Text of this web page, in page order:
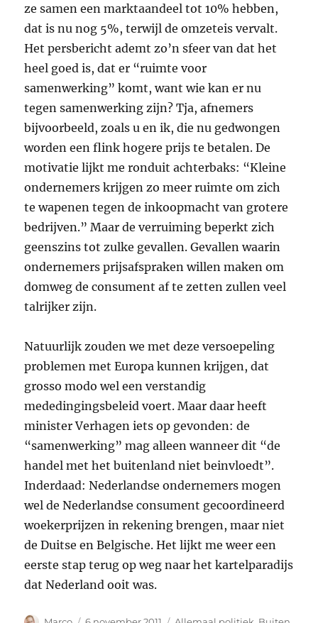
ze samen een marktaandeel tot 10% hebben,
dat is nu nog 5%, terwijl de omzeteis vervalt.
Het persbericht ademt zo’n sfeer van dat het
heel goed is, dat er “ruimte voor
samenwerking” komt, want wie kan er nu
tegen samenwerking zijn? Tja, afnemers
bijvoorbeeld, zoals u en ik, die nu gedwongen
worden een flink hogere prijs te betalen. De
motivatie lijkt me ronduit achterbaks: “Kleine
ondernemers krijgen zo meer ruimte om zich
te wapenen tegen de inkoopmacht van grotere
bedrijven.” Maar de verruiming beperkt zich
geenszins tot zulke gevallen. Gevallen waarin
ondernemers prijsafspraken willen maken om
domweg de consument af te zetten zullen veel
talrijker zijn.
Natuurlijk zouden we met deze versoepeling
problemen met Europa kunnen krijgen, dat
grosso modo wel een verstandig
mededingingsbeleid voert. Maar daar heeft
minister Verhagen iets op gevonden: de
“samenwerking” mag alleen wanneer dit “de
handel met het buitenland niet beinvloedt”.
Inderdaad: Nederlandse ondernemers mogen
wel de Nederlandse consument gecoordineerd
woekerprijzen in rekening brengen, maar niet
de Duitse en Belgische. Het lijkt me weer een
eerste stap terug op weg naar het kartelparadijs
dat Nederland ooit was.